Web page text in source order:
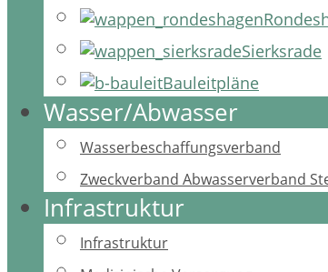
Sierksrade
Bauleitpläne
Wasser/Abwasser
Wasserbeschaffungsverband
Zweckverband Abwasserverband
Infrastruktur
Infrastruktur